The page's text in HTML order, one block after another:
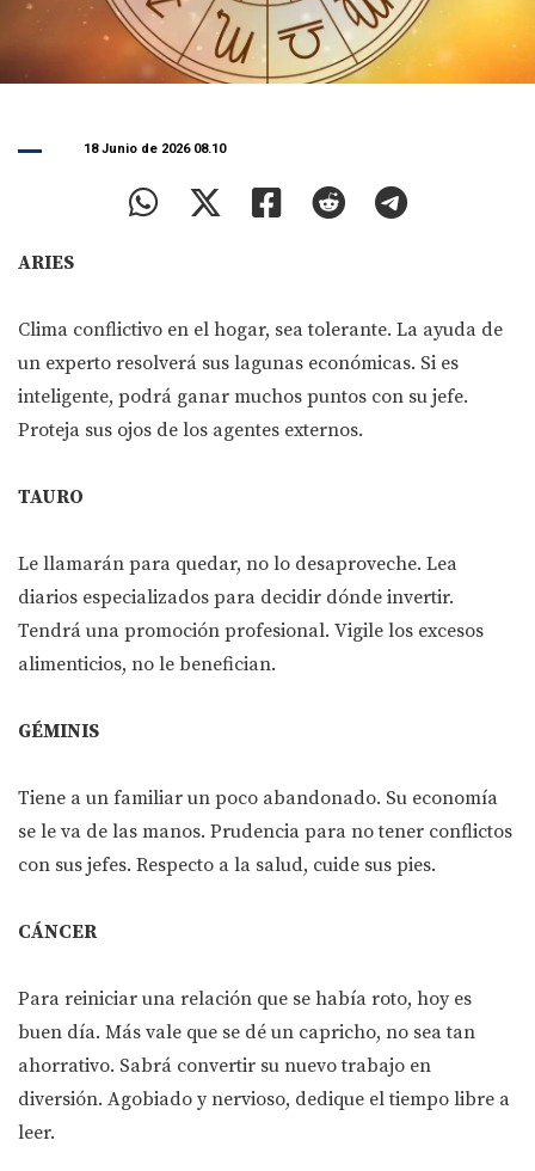
18 Junio de 2026 08.10
ARIES
Clima conflictivo en el hogar, sea tolerante. La ayuda de
un experto resolverá sus lagunas económicas. Si es
inteligente, podrá ganar muchos puntos con su jefe.
Proteja sus ojos de los agentes externos.
TAURO
Le llamarán para quedar, no lo desaproveche. Lea
diarios especializados para decidir dónde invertir.
Tendrá una promoción profesional. Vigile los excesos
alimenticios, no le benefician.
GÉMINIS
Tiene a un familiar un poco abandonado. Su economía
se le va de las manos. Prudencia para no tener conflictos
con sus jefes. Respecto a la salud, cuide sus pies.
CÁNCER
Para reiniciar una relación que se había roto, hoy es
buen día. Más vale que se dé un capricho, no sea tan
ahorrativo. Sabrá convertir su nuevo trabajo en
diversión. Agobiado y nervioso, dedique el tiempo libre a
leer.